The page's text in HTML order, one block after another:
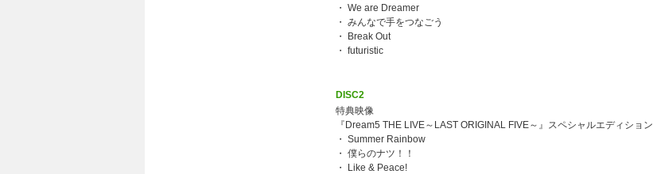
・ We are Dreamer
・ みんなで手をつなごう
・ Break Out
・ futuristic
DISC2
特典映像
『Dream5 THE LIVE～LAST ORIGINAL FIVE～』スペシャルエディション
・ Summer Rainbow
・ 僕らのナツ！！
・ Like & Peace!